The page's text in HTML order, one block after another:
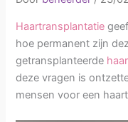
Haartransplantatie
hoe permanent zijn
getransplanteerde haar
deze vragen is
mensen voor een